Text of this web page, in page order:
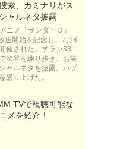
索、カミナリがス
ャルネタ披露
ニメ『サンダー３』
送開始を記念し、7月8
催された。学ラン33
渋谷を練り歩き、お笑
ャルネタを披露。ハプ
盛り上げた。
TVで視聴可能な
メを紹介！